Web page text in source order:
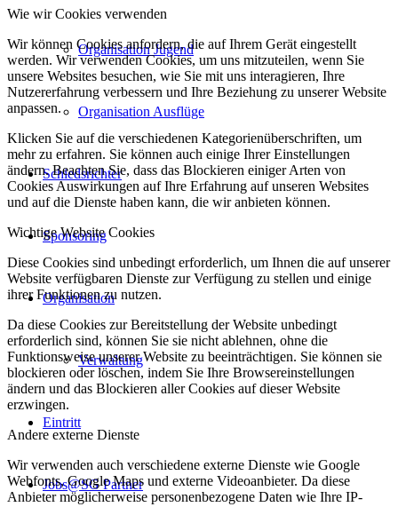
Organisation Jugend
Organisation Ausflüge
Schiedsrichter
Sponsoring
Organisation
Verwaltung
Eintritt
Jobs@SG Partner
Wie wir Cookies verwenden
Wir können Cookies anfordern, die auf Ihrem Gerät eingestellt
werden. Wir verwenden Cookies, um uns mitzuteilen, wenn Sie
unsere Websites besuchen, wie Sie mit uns interagieren, Ihre
Nutzererfahrung verbessern und Ihre Beziehung zu unserer Website
anpassen.
Klicken Sie auf die verschiedenen Kategorienüberschriften, um
mehr zu erfahren. Sie können auch einige Ihrer Einstellungen
ändern. Beachten Sie, dass das Blockieren einiger Arten von
Cookies Auswirkungen auf Ihre Erfahrung auf unseren Websites
und auf die Dienste haben kann, die wir anbieten können.
Wichtige Website Cookies
Diese Cookies sind unbedingt erforderlich, um Ihnen die auf unserer
Website verfügbaren Dienste zur Verfügung zu stellen und einige
ihrer Funktionen zu nutzen.
Da diese Cookies zur Bereitstellung der Website unbedingt
erforderlich sind, können Sie sie nicht ablehnen, ohne die
Funktionsweise unserer Website zu beeinträchtigen. Sie können sie
blockieren oder löschen, indem Sie Ihre Browsereinstellungen
ändern und das Blockieren aller Cookies auf dieser Website
erzwingen.
Andere externe Dienste
Wir verwenden auch verschiedene externe Dienste wie Google
Webfonts, Google Maps und externe Videoanbieter. Da diese
Anbieter möglicherweise personenbezogene Daten wie Ihre IP-